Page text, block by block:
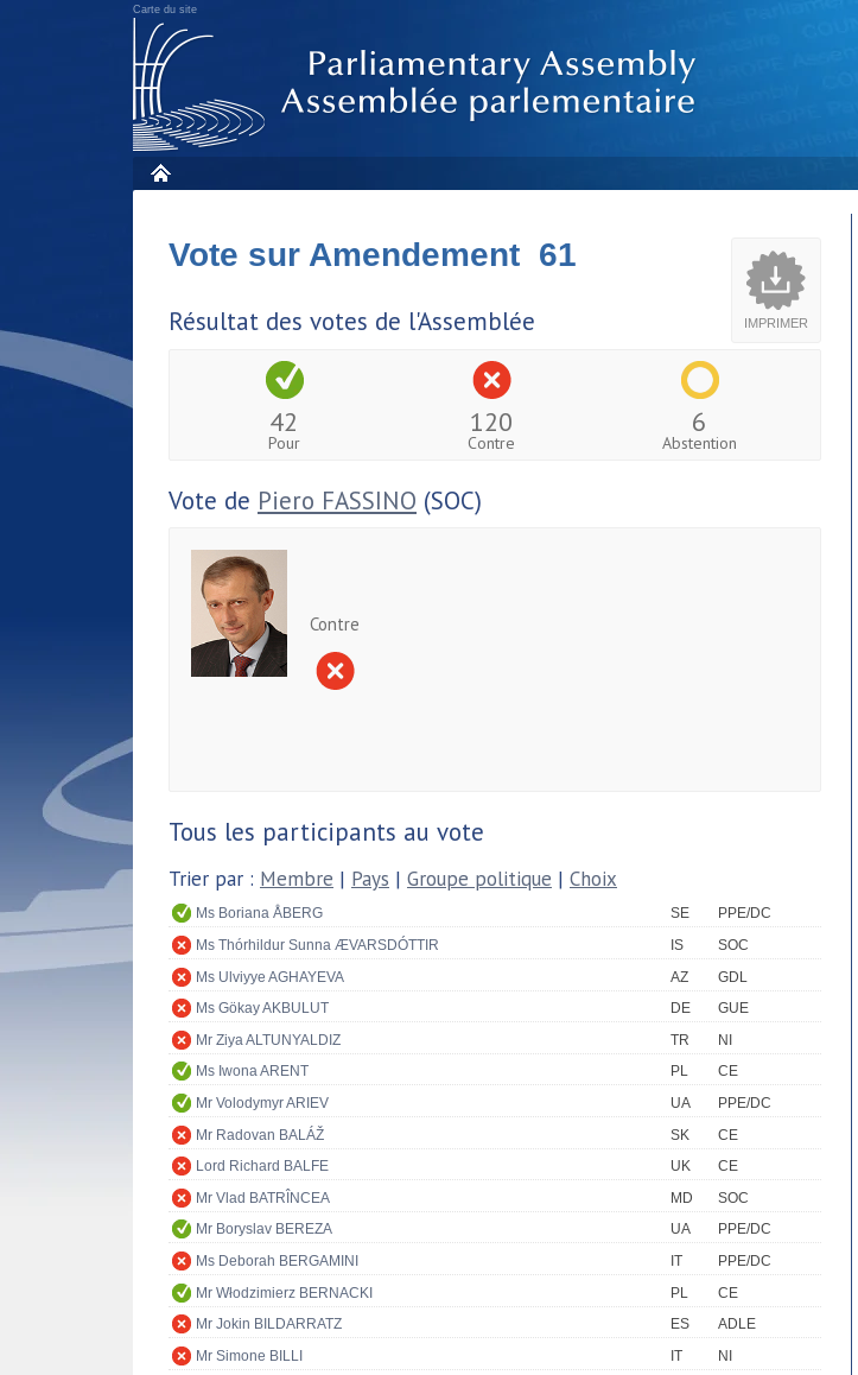
Carte du site
IMPRIMER
Vote sur Amendement 61
Résultat des votes de l'Assemblée
42
Pour
120
Contre
6
Abstention
Vote de Piero FASSINO (SOC)
Contre
Tous les participants au vote
Trier par : Membre | Pays | Groupe politique | Choix
Ms Boriana ÅBERG SE
PPE/DC
Ms Thórhildur Sunna ÆVARSDÓTTIR
IS
SOC
Ms Ulviyye AGHAYEVA
AZ
GDL
Ms Gökay AKBULUT
DE
GUE
Mr Ziya ALTUNYALDIZ
TR
NI
Ms Iwona ARENT
PL
CE
Mr Volodymyr ARIEV
UA
PPE/DC
Mr Radovan BALÁŽ
SK
CE
Lord Richard BALFE
UK
CE
Mr Vlad BATRÎNCEA
MD
SOC
Mr Boryslav BEREZA
UA
PPE/DC
Ms Deborah BERGAMINI
IT
PPE/DC
Mr Włodzimierz BERNACKI
PL
CE
Mr Jokin BILDARRATZ
ES
ADLE
Mr Simone BILLI
IT
NI